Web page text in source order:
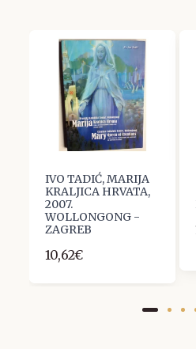
IVO TADIĆ, MARIJA
KRALJICA HRVATA,
2007.
WOLLONGONG -
ZAGREB
10,62€